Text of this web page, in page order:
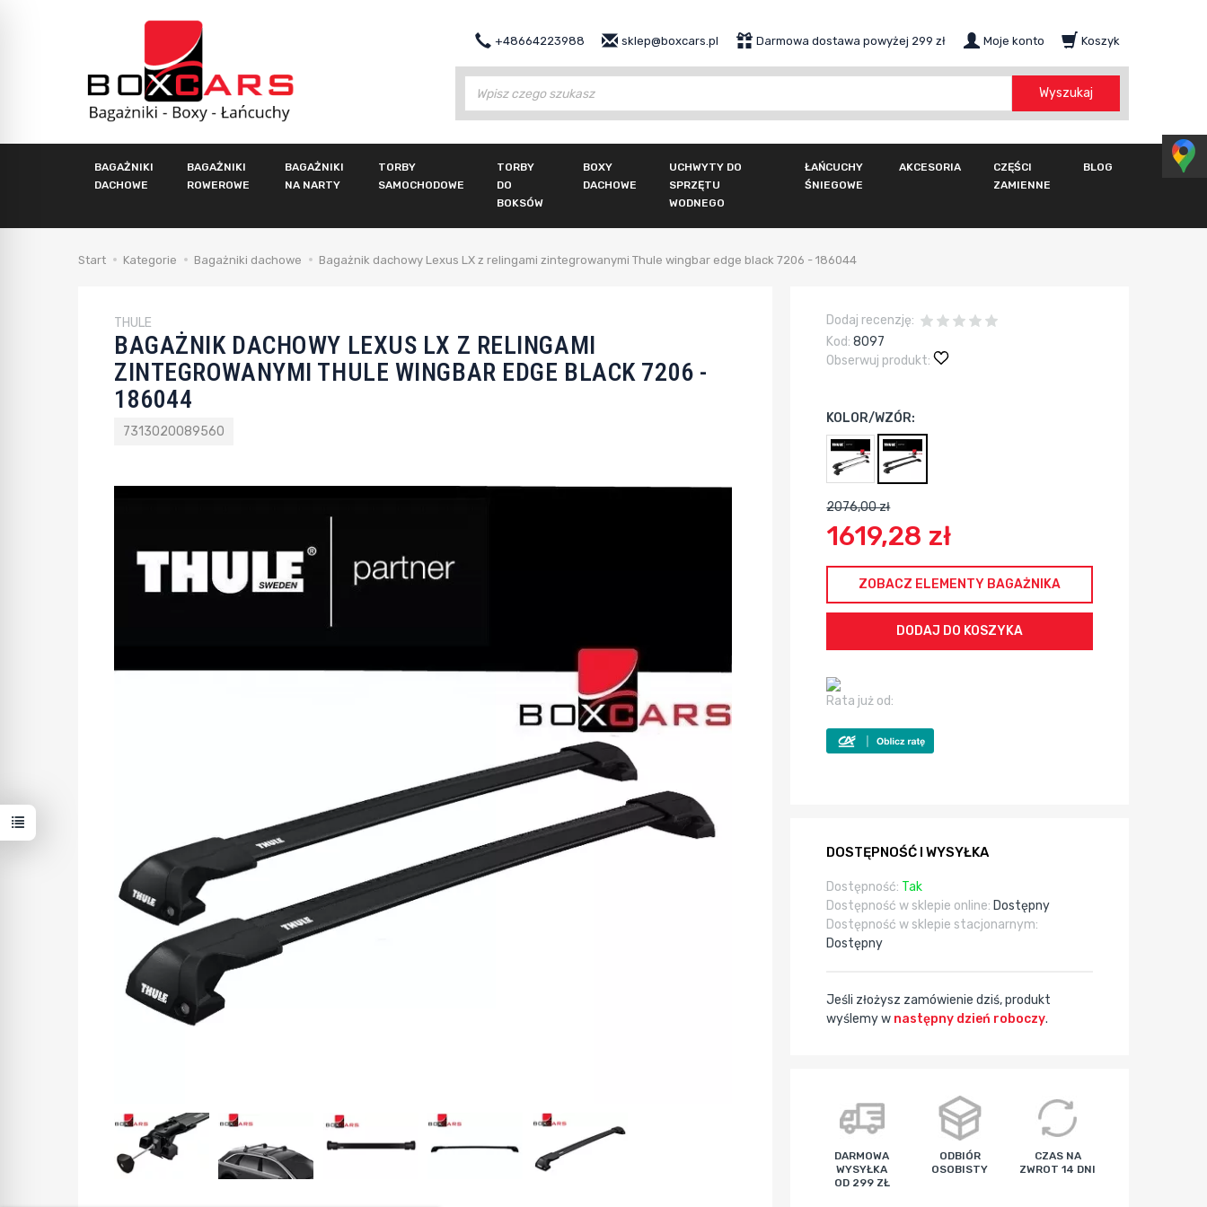
+48664223988 Darmowa dostawa powyżej 299 zł
sklep@boxcars.pl Moje konto Koszyk
Wyszukaj
BAGAŻNIKI
DACHOWE
BAGAŻNIKI
ROWEROWE
BAGAŻNIKI
NA NARTY
TORBY
SAMOCHODOWE
TORBY
DO
BOKSÓW
BOXY
DACHOWE
UCHWYTY DO
SPRZĘTU
WODNEGO
ŁAŃCUCHY
ŚNIEGOWE
AKCESORIA
CZĘŚCI
ZAMIENNE
BLOG
Start Kategorie Bagażniki dachowe Bagażnik dachowy Lexus LX z relingami zintegrowanymi Thule wingbar edge black 7206 - 186044
THULE
BAGAŻNIK DACHOWY LEXUS LX Z RELINGAMI
ZINTEGROWANYMI THULE WINGBAR EDGE BLACK 7206 -
186044
7313020089560
Dodaj recenzję:
Kod: 8097
Obserwuj produkt:
KOLOR/WZÓR:
2076,00 zł
1619,28 zł
ZOBACZ ELEMENTY BAGAŻNIKA
Rata już od:
DOSTĘPNOŚĆ I WYSYŁKA
Dostępność: Tak
Dostępność w sklepie online: Dostępny
Dostępność w sklepie stacjonarnym:
Dostępny
Jeśli złożysz zamówienie dziś, produkt
wyślemy w następny dzień roboczy.
DARMOWA
WYSYŁKA
OD 299 ZŁ
ODBIÓR
OSOBISTY
CZAS NA
ZWROT 14 DNI